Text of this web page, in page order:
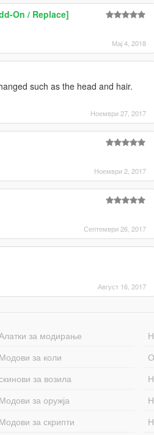
On / Replace]
Мај 4, 2018
such as the head and hair.
Ноември 27, 2017
Ноември 2, 2017
Септември 26, 2017
Август 16, 2017
за модирање
за коли
за возила
за оружја
за скрипти